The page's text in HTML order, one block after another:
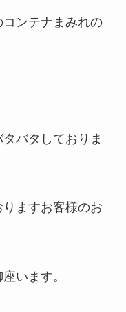
コンテナまみれの
バタしておりま
ますお客様のお
います。